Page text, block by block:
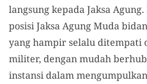
langsung kepada Jaksa
posisi Jaksa Agung Muda
yang hampir selalu ditempati
militer, dengan mudah
instansi dalam